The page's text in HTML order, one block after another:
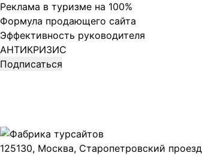
Реклама в туризме на 100%
Формула продающего сайта
Эффективность руководителя
АНТИКРИЗИС
125130, Москва, Старопетровский